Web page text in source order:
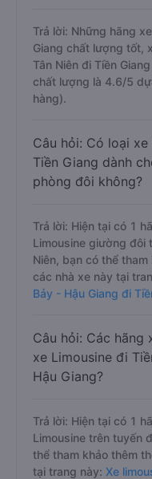
Trả lời: Những hãng
Giang chất lượng tốt,
Tân Niên đi Tiền
chất lượng là 4.6/5
hàng).
Câu hỏi: Có loại
Tiền Giang dành
phòng đôi không?
Trả lời: Hiện tại có 1
Limousine giường đôi
Niên, bạn có thể
các nhà xe này tại
Bảy - Hậu Giang đi
Câu hỏi: Các hãng
xe Limousine đi
Hậu Giang?
Trả lời: Hiện tại có 1
Limousine trên tuyến
thể tham khảo thêm
tại trang này: Xe